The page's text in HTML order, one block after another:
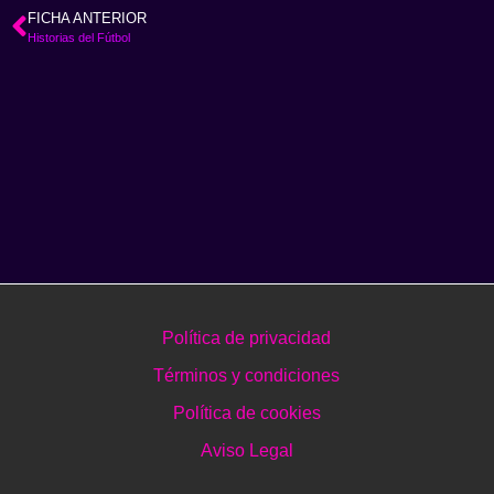
FICHA ANTERIOR
Historias del Fútbol
Política de privacidad
Términos y condiciones
Política de cookies
Aviso Legal